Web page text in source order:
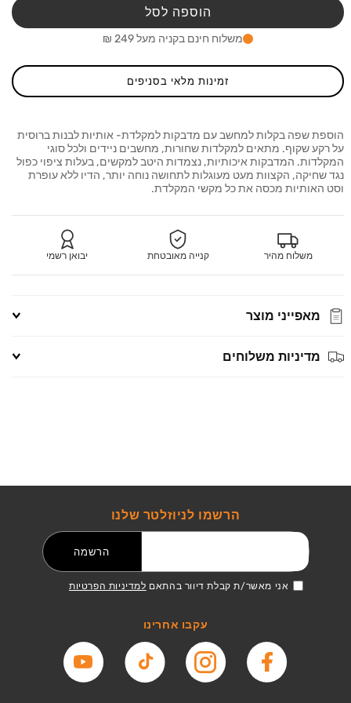
רקע
רוסית
רקע
הוספה לסל
משלוח חינם בקניה מעל 249 ₪
זמינות מלאי בסניפים
הוספת שפה בקלות למחשב עם מדבקות למקלדת- אותיות לבנות ברוסית
על רקע שקוף. מתאים למקלדות שחורות, מחשבים ניידים ולכל סוגי
המקלדות. המדבקות איכותיות, נצמדות היטב למקשים, בעלות ציפוי כפול
נגד שחיקה, הקצוות מעט מעוגלות לתחושה נוחה יותר, הדיו ללא עופרת
וסט האותיות מכסה את כל מקשי המקלדת.
משלוח מהיר קנייה מאובטחת יבואן רשמי
מאפייני מוצר
מדיניות משלוחים
הרשמו לניוזלטר שלנו
הרשמה
אני מאשר/ת קבלת דיוור בהתאם למדיניות הפרטיות
עקבו אחרינו
פייסבוק אינסטגרם טיקטוק יוטיוב